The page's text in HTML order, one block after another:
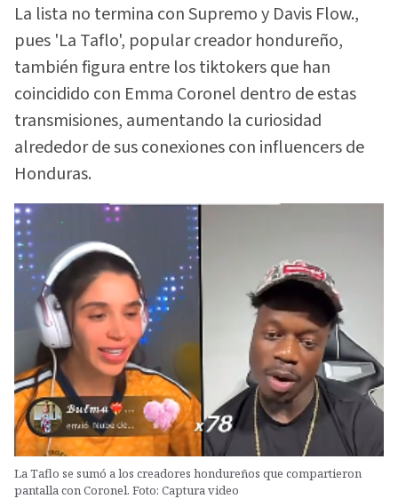
La lista no termina con Supremo y Davis Flow.,
pues 'La Taflo', popular creador hondureño,
también figura entre los tiktokers que han
coincidido con Emma Coronel dentro de estas
transmisiones, aumentando la curiosidad
alrededor de sus conexiones con influencers de
Honduras.
La Taflo se sumó a los creadores hondureños que compartieron
pantalla con Coronel. Foto: Captura video